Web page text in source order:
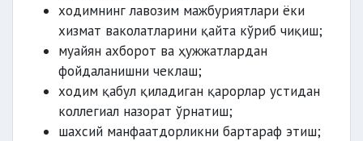
ходимнинг лавозим мажбуриятлари ёки
хизмат ваколатларини қайта кўриб чиқиш;
муайян ахборот ва ҳужжатлардан
фойдаланишни чеклаш;
ходим қабул қиладиган қарорлар устидан
коллегиал назорат ўрнатиш;
шахсий манфаатдорликни бартараф этиш;